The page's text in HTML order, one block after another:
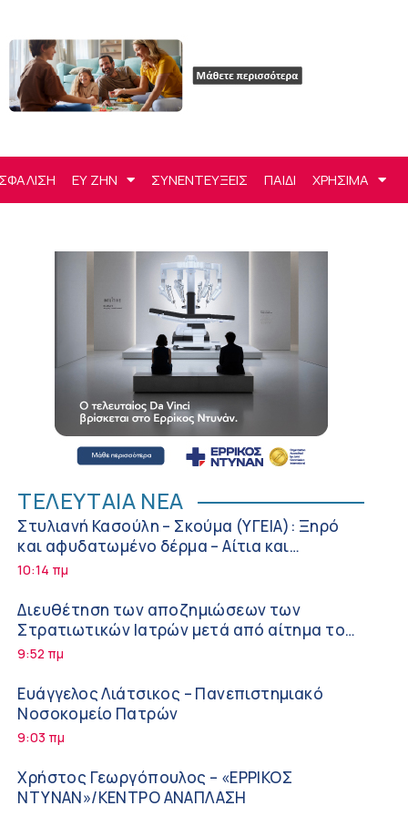
ΕΥ ΖΗΝ ΣΥΝΕΝΤΕΥΞΕΙΣ ΠΑΙΔΙ ΧΡΗΣΙΜΑ
ΤΕΛΕΥΤΑΙΑ ΝΕΑ
Στυλιανή Κασούλη – Σκούμα (ΥΓΕΙΑ): Ξηρό
και αφυδατωμένο δέρμα – Αίτια και
αντιμετώπιση
10:14 πμ
Διευθέτηση των αποζημιώσεων των
Στρατιωτικών Ιατρών μετά από αίτημα του
ΙΣΑ
9:52 πμ
Ευάγγελος Λιάτσικος – Πανεπιστημιακό
Νοσοκομείο Πατρών
9:03 πμ
Χρήστος Γεωργόπουλος – «ΕΡΡΙΚΟΣ
ΝΤΥΝΑΝ»/ΚΕΝΤΡΟ ΑΝΑΠΛΑΣΗ